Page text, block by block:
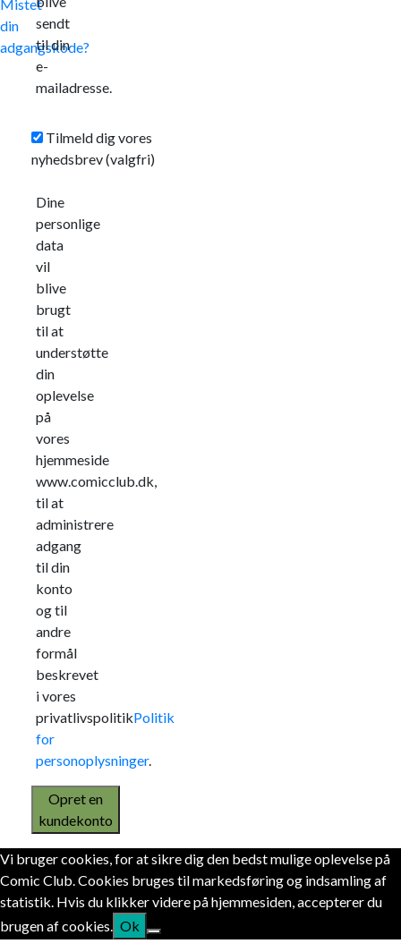
Mistet
din
adgangskode?
sendt
til din
e-
mailadresse.
Tilmeld dig vores
nyhedsbrev(valgfri)
Dine
personlige
data
vil
blive
brugt
til at
understøtte
din
oplevelse
på
vores
hjemmeside
www.comicclub.dk,
til at
administrere
adgang
til din
konto
og til
andre
formål
beskrevet
i vores
privatlivspolitikPolitik
for
personoplysninger.
Opret en
kundekonto
Vi bruger cookies, for at sikre dig den bedst mulige oplevelse på
Comic Club. Cookies bruges til markedsføring og indsamling af
statistik. Hvis du klikker videre på hjemmesiden, accepterer du
brugen af cookies. Ok